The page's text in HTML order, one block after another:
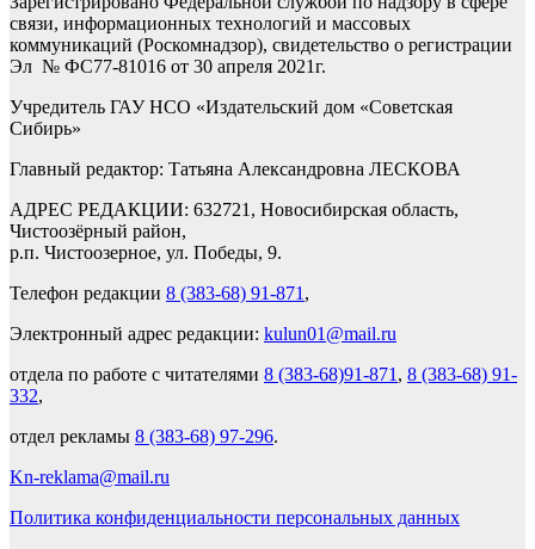
связи, информационных технологий и массовых
коммуникаций (Роскомнадзор), свидетельство о регистрации
Эл № ФС77-81016 от 30 апреля 2021г.
Учредитель ГАУ НСО «Издательский дом «Советская
Сибирь»
Главный редактор: Татьяна Александровна ЛЕСКОВА
АДРЕС РЕДАКЦИИ: 632721, Новосибирская область,
Чистоозёрный район,
р.п. Чистоозерное, ул. Победы, 9.
Телефон редакции 8 (383-68) 91-871 ,
Электронный адрес редакции: kulun01@mail.ru
отдела по работе с читателями 8 (383-68)91-871 , 8 (383-68) 91-
332,
отдел рекламы 8 (383-68) 97-296.
Kn-reklama@mail.ru
Политика конфиденциальности персональных данных